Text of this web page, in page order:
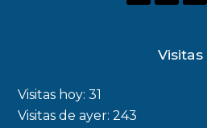
Visitas
Visitas hoy:31
Visitas de ayer:243